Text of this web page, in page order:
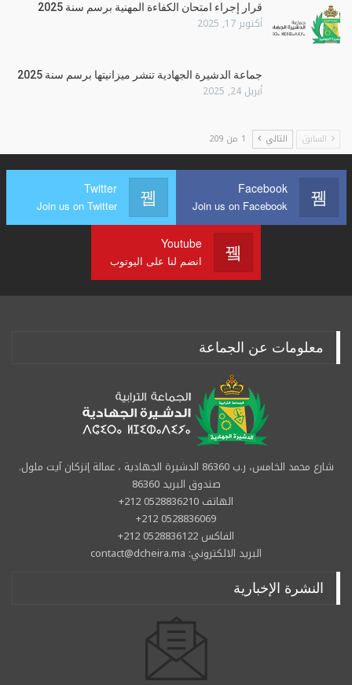
قرار إجراء امتحان الكفاءة المهنية برسم سنة 2025
أكتوبر 17, 2025
جماعة الدشيرة الجهادية تنشر ميزانيتها برسم سنة 2025
أبريل 24, 2025
السابق التالي 1 من 209
Facebook
Join us on Facebook
Twitter
Join us on Twitter
Youtube
انضم لنا على اليوتوب
معلومات عن الجماعة
شارع محمد الخامس، ر.ب 86360 الدشيرة الجهادية ، عمالة إنزكان آيت ملول.
صندوق البريد 86360
الهاتف 0528836210 212+
0528836069 212+
الفاكس 0528836122 212+
البريد الالكتروني: contact@dcheira.ma
النشرة الإخبارية